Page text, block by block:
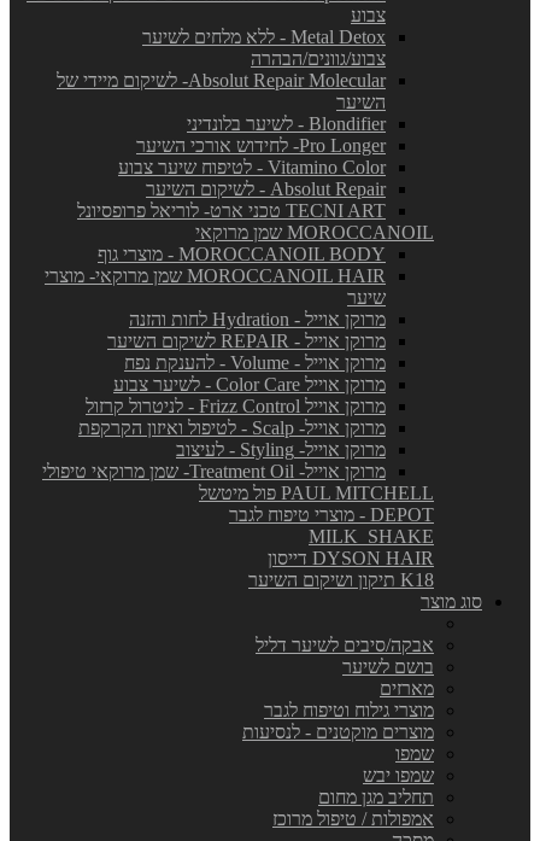
צבוע
Metal Detox - ללא מלחים לשיער
צבוע/גוונים/הבהרה
Absolut Repair Molecular- לשיקום מיידי של
השיער
Blondifier - לשיער בלונדיני
Pro Longer- לחידוש אורכי השיער
Vitamino Color - לטיפוח שיער צבוע
Absolut Repair - לשיקום השיער
TECNI ART טכני ארט- לוריאל פרופסיונל
MOROCCANOIL שמן מרוקאי
MOROCCANOIL BODY - מוצרי גוף
MOROCCANOIL HAIR שמן מרוקאי- מוצרי
שיער
מרוקן אוייל - Hydration לחות והזנה
מרוקן אוייל - REPAIR לשיקום השיער
מרוקן אוייל - Volume - להענקת נפח
מרוקן אוייל Color Care - לשיער צבוע
מרוקן אוייל Frizz Control - לניטרול קרזול
מרוקן אוייל- Scalp - לטיפול ואיזון הקרקפת
מרוקן אוייל- Styling - לעיצוב
מרוקן אוייל- Treatment Oil- שמן מרוקאי טיפולי
PAUL MITCHELL פול מיטשל
DEPOT - מוצרי טיפוח לגבר
MILK_SHAKE
DYSON HAIR דייסון
K18 תיקון ושיקום השיער
סוג מוצר
אבקה/סיבים לשיער דליל
בושם לשיער
מארזים
מוצרי גילוח וטיפוח לגבר
מוצרים מוקטנים - לנסיעות
שמפו
שמפו יבש
תחליב מגן מחום
אמפולות / טיפול מרוכז